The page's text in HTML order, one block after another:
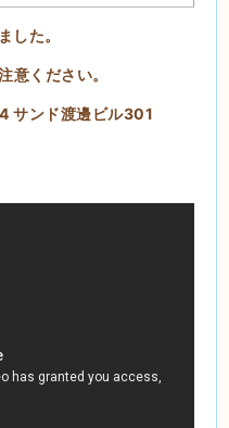
した。
意ください。
サンド渡邊ビル301